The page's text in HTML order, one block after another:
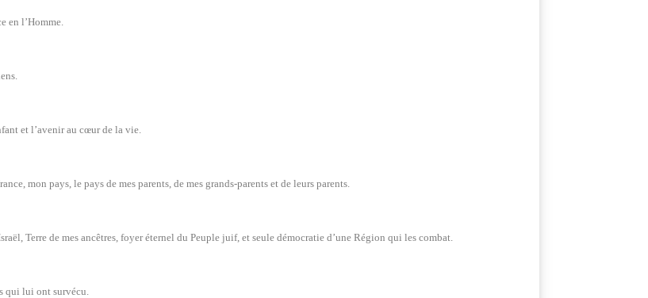
en l’Homme.
et l’avenir au cœur de la vie.
mon pays, le pays de mes parents, de mes grands-parents et de leurs parents.
Terre de mes ancêtres, foyer éternel du Peuple juif, et seule démocratie d’une Région qui les combat.
qui lui ont survécu.